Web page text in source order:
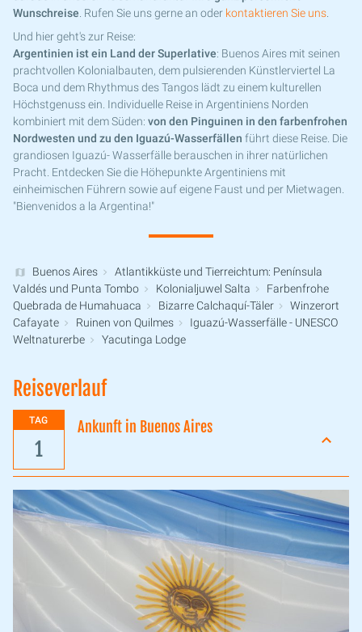
Wunschreise . Rufen Sie uns gerne an oder kontaktieren Sie uns
Und hier geht's zur Reise:
Argentinien ist ein Land der Superlative: Buenos Aires mit seinen
prachtvollen Kolonialbauten, dem pulsierenden Künstlerviertel La
Boca und dem Rhythmus des Tangos lädt zu einem kulturellen
Höchstgenuss ein. Individuelle Reise in Argentiniens Norden
kombiniert mit dem Süden: von den Pinguinen in den farbenfrohen
Nordwesten und zu den Iguazú-Wasserfällen führt diese Reise. Die
grandiosen Iguazú- Wasserfälle berauschen in ihrer natürlichen
Pracht. Entdecken Sie die Höhepunkte Argentiniens mit
einheimischen Führern sowie auf eigene Faust und per Mietwagen.
"Bienvenidos a la Argentina!"
Buenos Aires
Atlantikküste und Tierreichtum: Península
Valdés und Punta Tombo
Kolonialjuwel Salta
Farbenfrohe
Quebrada de Humahuaca
Bizarre Calchaquí-Täler
Winzerort
Cafayate
Ruinen von Quilmes
Iguazú-Wasserfälle - UNESCO
Weltnaturerbe
Yacutinga Lodge
Reiseverlauf
TAG
1
Ankunft in Buenos Aires